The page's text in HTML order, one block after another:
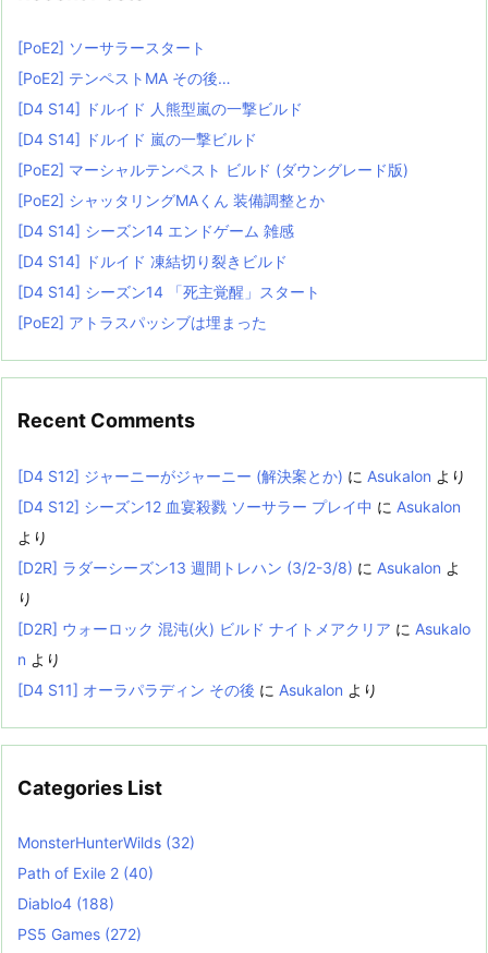
[PoE2] ソーサラースタート
[PoE2] テンペストMA その後…
[D4 S14] ドルイド 人熊型嵐の一撃ビルド
[D4 S14] ドルイド 嵐の一撃ビルド
[PoE2] マーシャルテンペスト ビルド (ダウングレード版)
[PoE2] シャッタリングMAくん 装備調整とか
[D4 S14] シーズン14 エンドゲーム 雑感
[D4 S14] ドルイド 凍結切り裂きビルド
[D4 S14] シーズン14 「死主覚醒」スタート
[PoE2] アトラスパッシブは埋まった
Recent Comments
[D4 S12] ジャーニーがジャーニー (解決案とか) に Asukalon より
[D4 S12] シーズン12 血宴殺戮 ソーサラー プレイ中 に Asukalon
より
[D2R] ラダーシーズン13 週間トレハン (3/2-3/8) に Asukalon よ
り
[D2R] ウォーロック 混沌(火) ビルド ナイトメアクリア に Asukalo
n より
[D4 S11] オーラパラディン その後 に Asukalon より
Categories List
MonsterHunterWilds (32)
Path of Exile 2 (40)
Diablo4 (188)
PS5 Games (272)